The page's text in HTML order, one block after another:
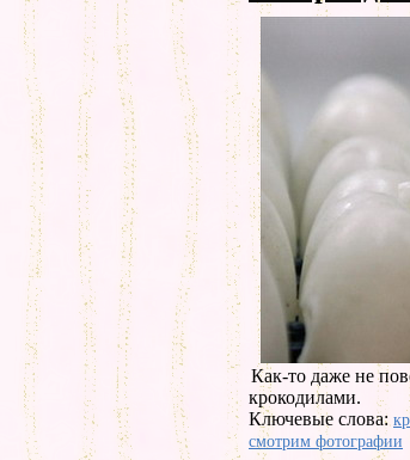
Как-то даже не
крокодилами.
Ключевые слова:
смотрим фотографии